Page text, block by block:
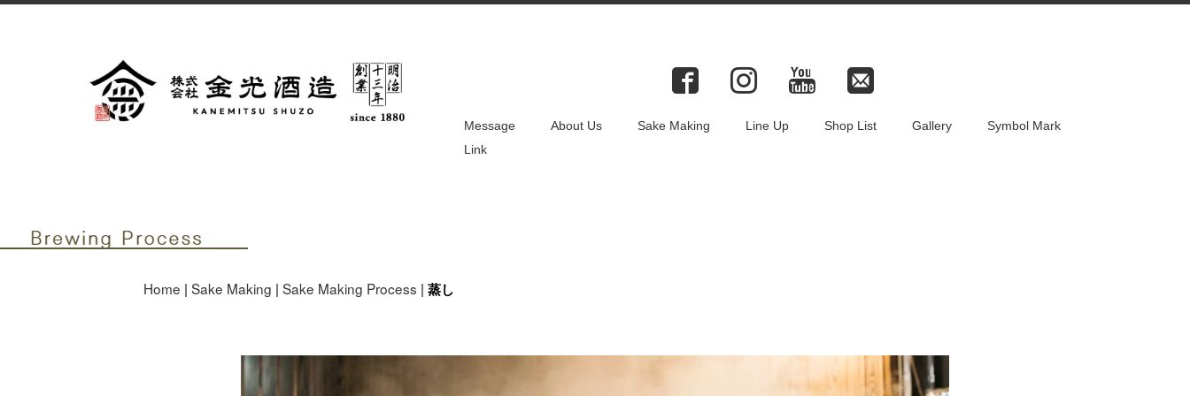
株式会社金光酒造Brewing Process蒸し
Message About Us Sake Making Line Up Shop List Gallery
Symbol Mark
Link
Home | Sake Making | Sake Making Process | 蒸し